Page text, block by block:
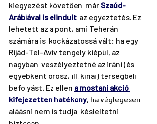
kiegyezést követően  már Szaúd-
Arábiával is elindult
  az egyeztetés. Ez
lehetett az a pont, ami Teherán
számára is  kockázatossá vált: ha egy
Rijád–Tel-Aviv tengely kiépül, az
nagyban  veszélyeztetné az iráni (és
egyébként orosz, ill. kínai) térségbeli
befolyást. Ez ellen a mostani akció
kifejezetten hatékony, ha véglegesen
aláásni nem is tudja, késleltetni